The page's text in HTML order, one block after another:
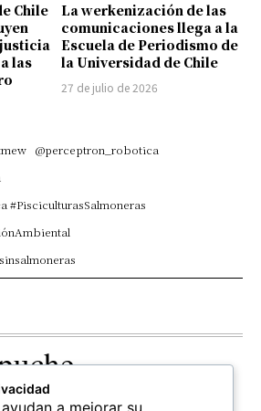
Chile
las
La werkenización de las
comunicaciones llega a la
Escuela de Periodismo de
la Universidad de Chile
27 de julio de 2026
@perceptron_robotica
#PisciculturasSalmoneras
OPINION
a mejorar su